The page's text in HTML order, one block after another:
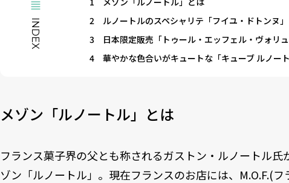
INDEX
2
ルノートルのスペシャリテ「フイユ・ドトンヌ」
3
日本限定販売「トゥール・エッフェル・ヴォリュ
4
華やかな色合いがキュートな「キューブ ルノート
メゾン「ルノートル」とは
フランス菓子界の父とも称されるガストン・ルノートル
ゾン「ルノートル」。現在フランスのお店には、M.O.F.(